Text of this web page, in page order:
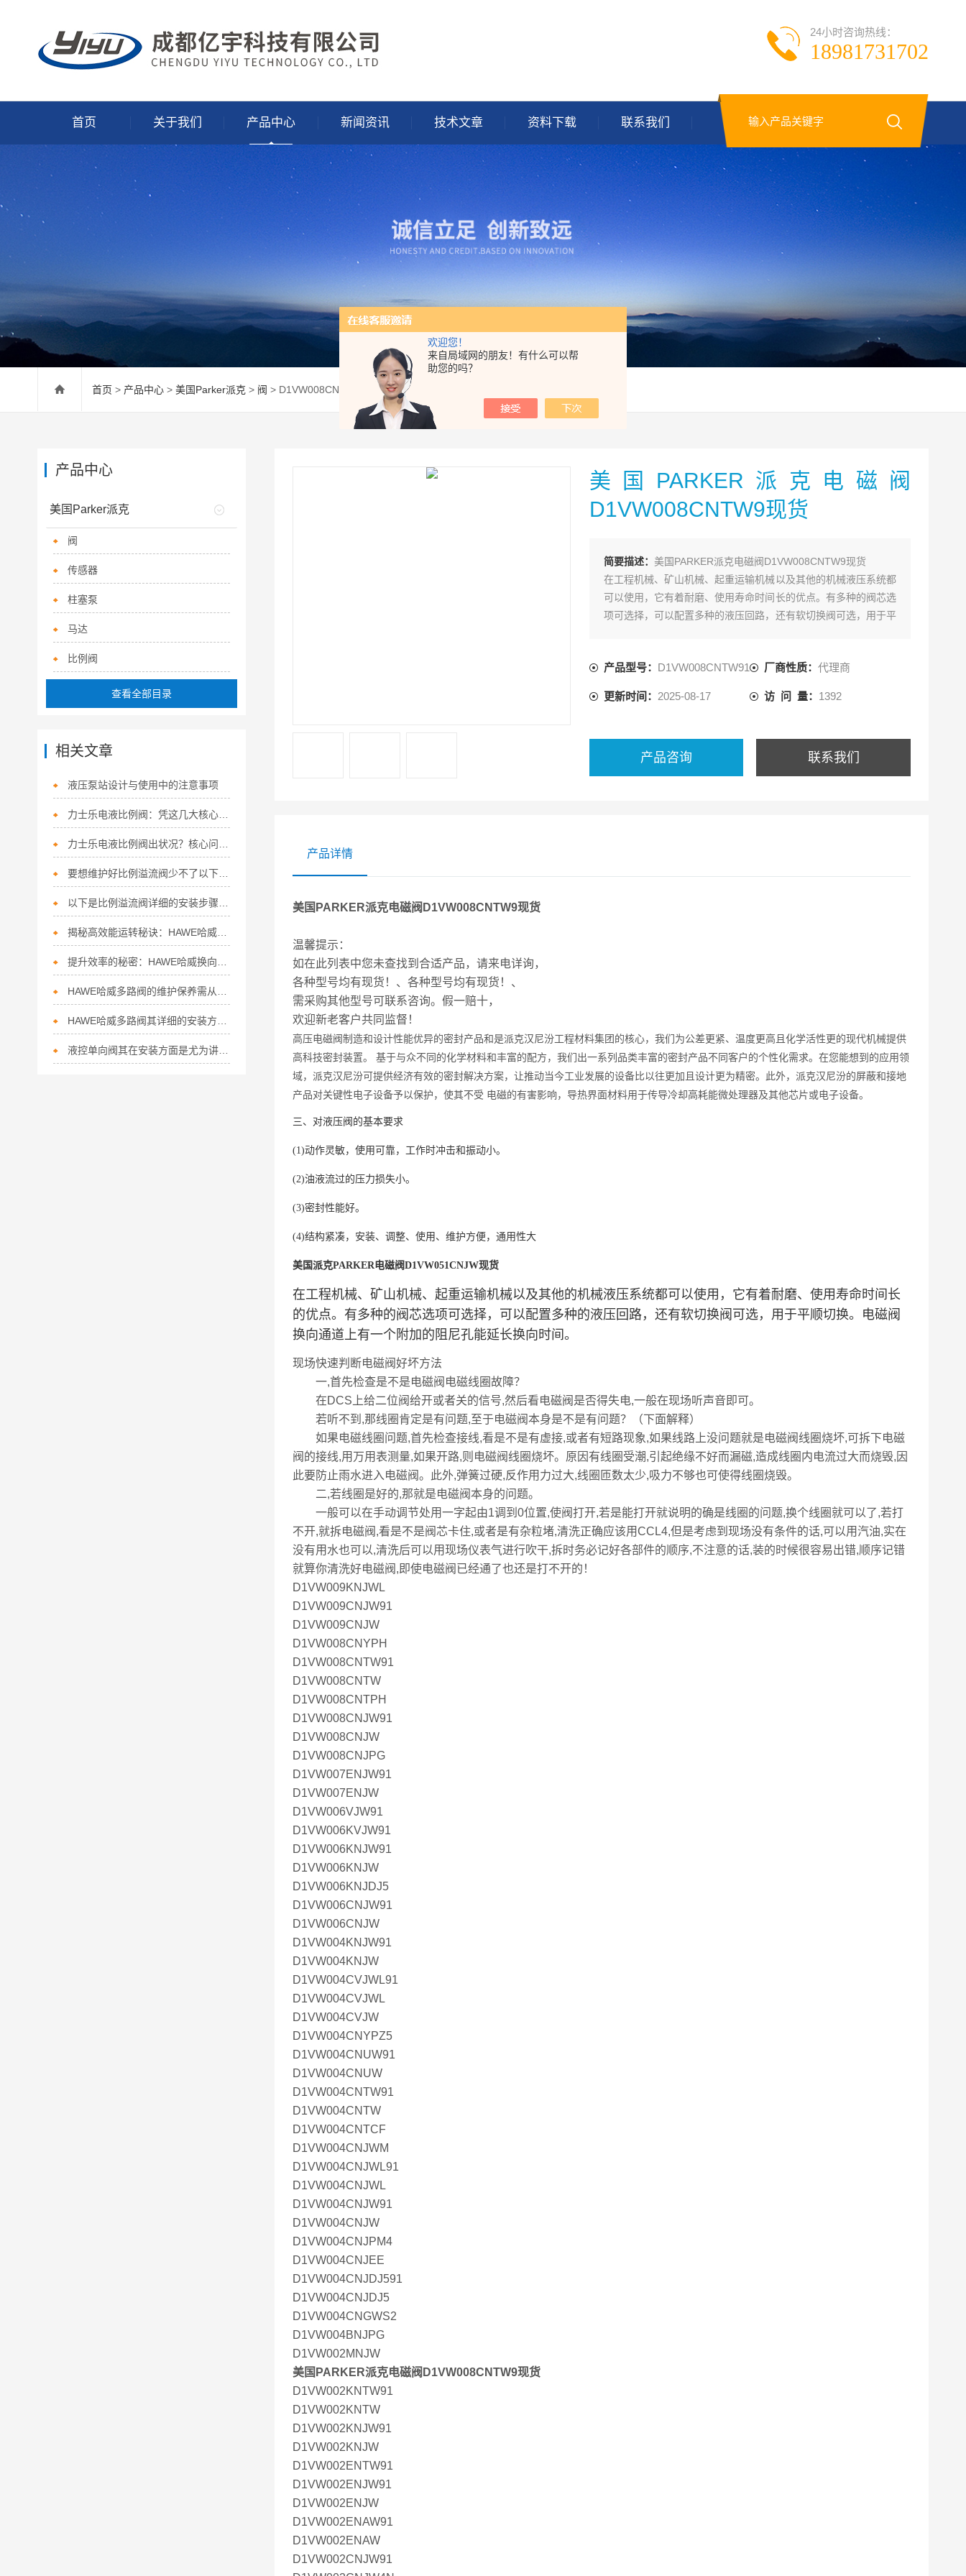
欢迎您！
来自局域网的朋友！有什么可以帮
助您的吗？
24小时咨询热线：
18981731702
首页 关于我们 产品中心 新闻资讯 技术文章 资料下载 联系我们
首页 > 产品中心 > 美国Parker派克 > 阀 > D1VW008CNTW91美国PARKER派克电磁阀D1VW008CNTW9现货
美国PARKER派克电磁阀
D1VW008CNTW9现货
简要描述： 美国PARKER派克电磁阀D1VW008CNTW9现货
在工程机械、矿山机械、起重运输机械以及其他的机械液压系统都
可以使用，它有着耐磨、使用寿命时间长的优点。有多种的阀芯选
项可选择，可以配置多种的液压回路，还有软切换阀可选，用于平
产品型号： D1VW008CNTW91 厂商性质：代理商
更新时间： 2025-08-17 访 问 量： 1392
产品咨询 联系我们
产品详情
美国PARKER派克电磁阀D1VW008CNTW9现货
温馨提示：
如在此列表中您未查找到合适产品，请来电详询，
各种型号均有现货！、各种型号均有现货！、
需采购其他型号可联系咨询。假一赔十，
欢迎新老客户共同监督！
高压电磁阀制造和设计性能优异的密封产品和是派克汉尼汾工程材料集团的核心，我们为公差更紧、温度更高且化学活性更的现代机械提供
高科技密封装置。 基于与众不同的化学材料和丰富的配方，我们出一系列品类丰富的密封产品不同客户的个性化需求。在您能想到的应用领
域，派克汉尼汾可提供经济有效的密封解决方案，让推动当今工业发展的设备比以往更加且设计更为精密。此外，派克汉尼汾的屏蔽和接地
产品对关键性电子设备予以保护，使其不受 电磁的有害影响，导热界面材料用于传导冷却高耗能微处理器及其他芯片或电子设备。
三、对液压阀的基本要求
(1)动作灵敏，使用可靠，工作时冲击和振动小。
(2)油液流过的压力损失小。
(3)密封性能好。
(4)结构紧凑，安装、调整、使用、维护方便，通用性大
美国派克PARKER电磁阀D1VW051CNJW现货
在工程机械、矿山机械、起重运输机械以及其他的机械液压系统都可以使用，它有着耐磨、使用寿命时间长
的优点。有多种的阀芯选项可选择，可以配置多种的液压回路，还有软切换阀可选，用于平顺切换。电磁阀
换向通道上有一个附加的阻尼孔能延长换向时间。
现场快速判断电磁阀好坏方法
一,首先检查是不是电磁阀电磁线圈故障？
在DCS上给二位阀给开或者关的信号,然后看电磁阀是否得失电,一般在现场听声音即可。
若听不到,那线圈肯定是有问题,至于电磁阀本身是不是有问题？（下面解释）
如果电磁线圈问题,首先检查接线,看是不是有虚接,或者有短路现象,如果线路上没问题就是电磁阀线圈烧坏,可拆下电磁
阀的接线,用万用表测量,如果开路,则电磁阀线圈烧坏。原因有线圈受潮,引起绝缘不好而漏磁,造成线圈内电流过大而烧毁,因
此要防止雨水进入电磁阀。此外,弹簧过硬,反作用力过大,线圈匝数太少,吸力不够也可使得线圈烧毁。
二,若线圈是好的,那就是电磁阀本身的问题。
一般可以在手动调节处用一字起由1调到0位置,使阀打开,若是能打开就说明的确是线圈的问题,换个线圈就可以了,若打
不开,就拆电磁阀,看是不是阀芯卡住,或者是有杂粒堵,清洗正确应该用CCL4,但是考虑到现场没有条件的话,可以用汽油,实在
没有用水也可以,清洗后可以用现场仪表气进行吹干,拆时务必记好各部件的顺序,不注意的话,装的时候很容易出错,顺序记错
就算你清洗好电磁阀,即使电磁阀已经通了也还是打不开的！
D1VW009KNJWL
D1VW009CNJW91
D1VW009CNJW
D1VW008CNYPH
D1VW008CNTW91
D1VW008CNTW
D1VW008CNTPH
D1VW008CNJW91
D1VW008CNJW
D1VW008CNJPG
D1VW007ENJW91
D1VW007ENJW
D1VW006VJW91
D1VW006KVJW91
D1VW006KNJW91
D1VW006KNJW
D1VW006KNJDJ5
D1VW006CNJW91
D1VW006CNJW
D1VW004KNJW91
D1VW004KNJW
D1VW004CVJWL91
D1VW004CVJWL
D1VW004CVJW
D1VW004CNYPZ5
D1VW004CNUW91
D1VW004CNUW
D1VW004CNTW91
D1VW004CNTW
D1VW004CNTCF
D1VW004CNJWM
D1VW004CNJWL91
D1VW004CNJWL
D1VW004CNJW91
D1VW004CNJW
D1VW004CNJPM4
D1VW004CNJEE
D1VW004CNJDJ591
D1VW004CNJDJ5
D1VW004CNGWS2
D1VW004BNJPG
D1VW002MNJW
美国PARKER派克电磁阀D1VW008CNTW9现货
D1VW002KNTW91
D1VW002KNTW
D1VW002KNJW91
D1VW002KNJW
D1VW002ENTW91
D1VW002ENJW91
D1VW002ENJW
D1VW002ENAW91
D1VW002ENAW
D1VW002CNJW91
产品中心
美国Parker派克
阀
传感器
柱塞泵
马达
比例阀
查看全部目录
相关文章
液压泵站设计与使用中的注意事项
力士乐电液比例阀：凭这几大核心特点，稳坐流体控制“硬核担当”！
要想维护好比例溢流阀少不了以下步骤！
揭秘高效能运转秘诀：HAWE哈威换向阀的多面应用
液控单向阀其在安装方面是尤为讲究的